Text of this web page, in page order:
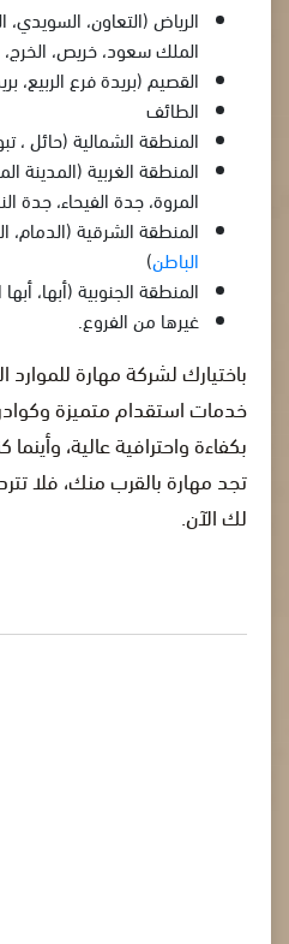
الرياض (التعاون، السويدي،
الملك سعود، خريص، الخرج،
القصيم (بريدة فرع الربيع،
الطائف
المنطقة الشمالية (حائل ،
المنطقة الغربية (المدينة
المروة، جدة الفيحاء، جدة
المنطقة الشرقية (الدمام،
الباطن)
المنطقة الجنوبية (أبها،
غيرها من الفروع.
باختيارك لشركة مهارة
خدمات استقدام متميزة
بكفاءة واحترافية عالية،
تجد مهارة بالقرب منك، فلا
لك الآن.